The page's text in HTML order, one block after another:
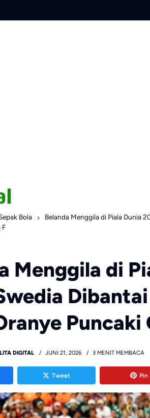
Bola
Belanda Menggila di Piala Dunia
F
Menggila di
Dibantai
Puncaki
DIGITAL JUNI 21, 2026 3 MENIT MEMBACA
Tweet Pin